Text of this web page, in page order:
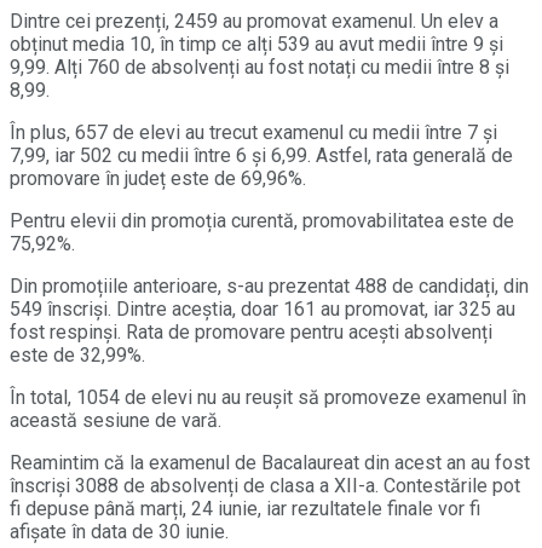
Dintre cei prezenți, 2459 au promovat examenul. Un elev a
obținut media 10, în timp ce alți 539 au avut medii între 9 și
9,99. Alți 760 de absolvenți au fost notați cu medii între 8 și
8,99.
În plus, 657 de elevi au trecut examenul cu medii între 7 și
7,99, iar 502 cu medii între 6 și 6,99. Astfel, rata generală de
promovare în județ este de 69,96%.
Pentru elevii din promoția curentă, promovabilitatea este de
75,92%.
Din promoțiile anterioare, s-au prezentat 488 de candidați, din
549 înscriși. Dintre aceștia, doar 161 au promovat, iar 325 au
fost respinși. Rata de promovare pentru acești absolvenți
este de 32,99%.
În total, 1054 de elevi nu au reușit să promoveze examenul în
această sesiune de vară.
Reamintim că la examenul de Bacalaureat din acest an au fost
înscriși 3088 de absolvenți de clasa a XII-a. Contestările pot
fi depuse până marți, 24 iunie, iar rezultatele finale vor fi
afișate în data de 30 iunie.